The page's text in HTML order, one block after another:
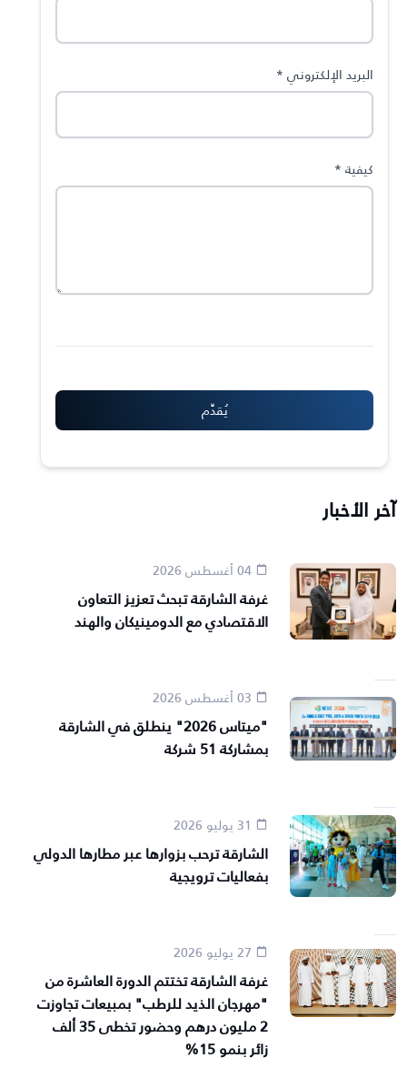
البريد الإلكتروني *
كيفية *
آخر الأخبار
04 أغسطس 2026
غرفة الشارقة تبحث تعزيز التعاون
الاقتصادي مع الدومينيكان والهند
"ميتاس 2026" ينطلق في الشارقة
بمشاركة 51 شركة
الشارقة ترحب بزوارها عبر مطارها الدولي
بفعاليات ترويجية
غرفة الشارقة تختتم الدورة العاشرة من
"مهرجان الذيد للرطب" بمبيعات تجاوزت
2 مليون درهم وحضور تخطى 35 ألف
زائر بنمو 15%